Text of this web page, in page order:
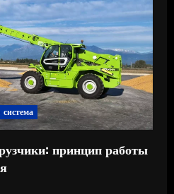
принцип работы